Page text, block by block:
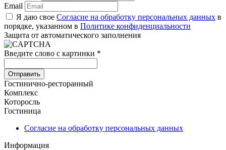
Email
Я даю свое Согласие на обработку персональных данных в
порядке, указанном в Политике конфиденциальности
Защита от автоматического заполнения
Введите слово с картинки *
Гостинично-ресторанный
Комплекс
Которосль
Гостиница
Согласие на обработку персональных данных
Информация